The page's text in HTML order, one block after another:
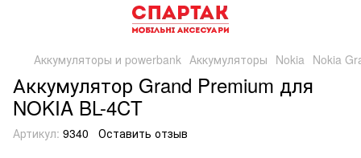
Аккумуляторы и powerbank Аккумуляторы Nokia Nokia
Аккумулятор Grand Premium для
NOKIA BL-4CT
Артикул: 9340 Оставить отзыв